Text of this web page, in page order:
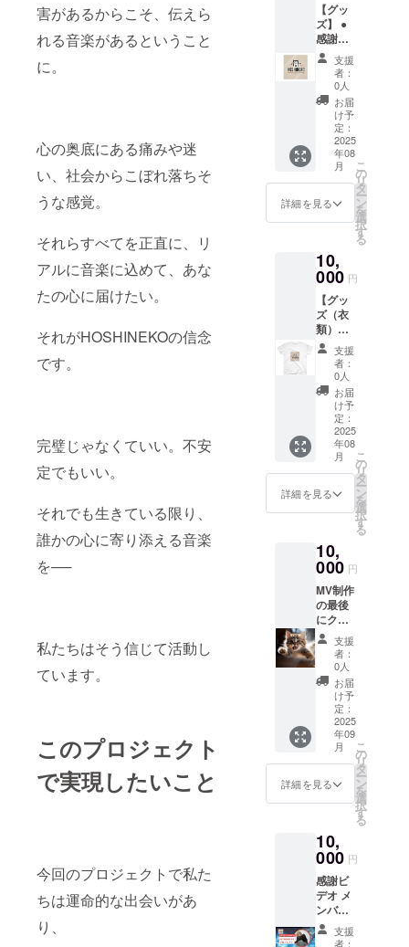
害があるからこそ、伝えら
れる音楽があるということ
に。
心の奥底にある痛みや迷
い、社会からこぼれ落ちそ
うな感覚。
それらすべてを正直に、リ
アルに音楽に込めて、あな
たの心に届けたい。
それがHOSHINEKOの信念
です。
完璧じゃなくていい。不安
定でもいい。
それでも生きている限り、
誰かの心に寄り添える音楽
を──
私たちはそう信じて活動し
ています。
このプロジェクト
で実現したいこと
今回のプロジェクトで私た
ちは運命的な出会いがあ
り、
【グッ
ズ】 ●
感謝の
メッ
セージ
●HOSHI
NEKO
のロゴ
をデザ
インし
たス
テッ
カーを
提供し
ます。
・サイ
ズ：約
80×80c
m
支援
者：
0人
お届
け予
定：
2025
年08
月
詳細を見る
こ
の
リ
タ
ー
ン
を
選
択
す
る
10,
000 円
【グッ
ズ（衣
類）】
HOSHI
NEKO
をデザ
インし
たTシャ
ツを提
供しま
す。 ・
サイズ
展開：
S, M, L
・カ
白、
黒、赤,
黄,
支援
者：
0人
お届
け予
定：
2025
年08
月
詳細を見る
こ
の
リ
タ
ー
ン
を
選
択
す
る
10,
000 円
MV制作
の最後
にクレ
ジット
9月の新
曲のエ
ンド
ロール
に記載
させて
いただ
きます
匿名で
もOK 半
永久的
ます 文
字の
み、ロ
ゴ・バ
ナー掲
載、掲
載サイ
ズなど
支援
者：
0人
お届
け予
定：
2025
年09
月
詳細を見る
こ
の
リ
タ
ー
ン
を
選
択
す
る
10,
000 円
感謝ビ
デオ メ
ンバー
より感
謝のビ
支援
者：